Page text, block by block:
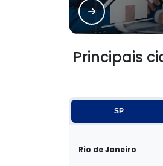
Principais
SP
Rio de Janeiro